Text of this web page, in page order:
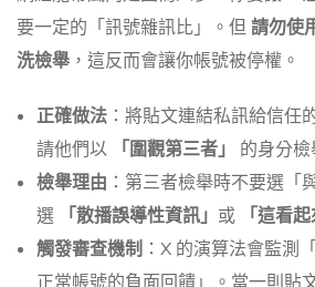
要一定的「訊號雜訊比」。但請勿使
洗檢舉 ，這反而會讓你帳號被停權。
正確做法 ：將貼文連結私訊給信任
請他們以
「圍觀第三者」
的身分檢
檢舉理由 ：第三者檢舉時不要選「
選
「散播誤導性資訊」 或 「這看
觸發審查機制 ：X 的演算法會監測